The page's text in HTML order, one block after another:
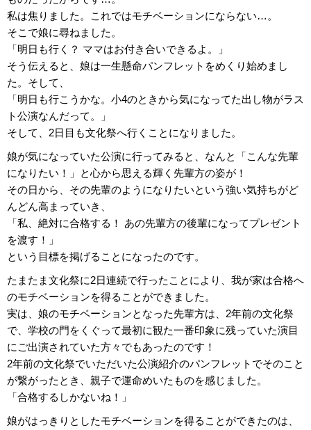
私は焦りました。これではモチベーションにならない…。
そこで娘に尋ねました。
「明日も行く？ ママはお付き合いできるよ。」
そう伝えると、娘は一生懸命パンフレットをめくり始めまし
た。そして、
「明日も行こうかな。小4のときから気になってた出し物がラス
ト公演なんだって。」
そして、2日目も文化祭へ行くことになりました。
娘が気になっていた公演に行ってみると、なんと「こんな先輩
になりたい！」と心から思える輝く先輩方の姿が！
その日から、その先輩のようになりたいという強い気持ちがど
んどん高まっていき、
「私、絶対に合格する！ あの先輩方の後輩になってプレゼント
を渡す！」
という目標を掲げることになったのです。
たまたま文化祭に2日連続で行ったことにより、我が家は合格へ
のモチベーションを得ることができました。
実は、娘のモチベーションとなった先輩方は、2年前の文化祭
で、学校の門をくぐって最初に観た一番印象に残っていた演目
にご出演されていた方々でもあったのです！
2年前の文化祭でいただいた公演紹介のパンフレットでそのこと
が繋がったとき、親子で運命めいたものを感じました。
「合格するしかないね！」
娘がはっきりとしたモチベーションを得ることができたのは、